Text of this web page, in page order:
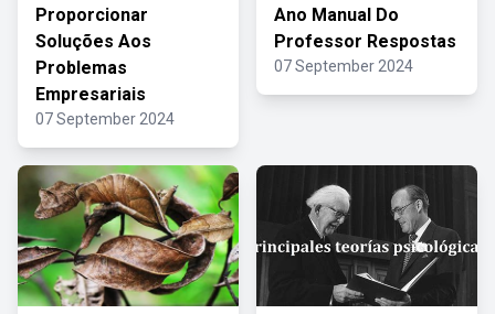
Proporcionar
Soluções Aos
Problemas
Empresariais
07 September 2024
Ano Manual Do
Professor Respostas
07 September 2024